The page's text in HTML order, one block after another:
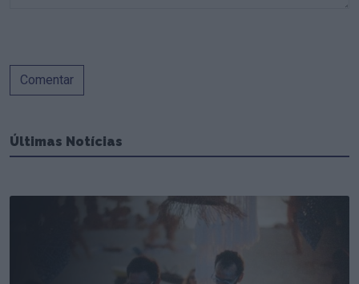
Comentar
Últimas Notícias